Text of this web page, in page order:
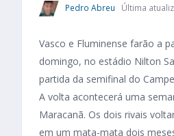
Pedro Abreu Última
Vasco e Fluminense farão a
domingo, no estádio Nilton
partida da semifinal do
A volta acontecerá uma
Maracanã. Os dois rivais
em um mata-mata dois